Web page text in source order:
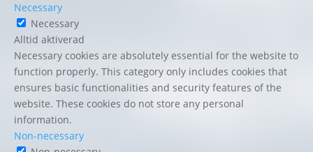
Necessary
Necessary
Alltid aktiverad
Necessary cookies are absolutely essential for the website to
function properly. This category only includes cookies that
ensures basic functionalities and security features of the
website. These cookies do not store any personal
information.
Non-necessary